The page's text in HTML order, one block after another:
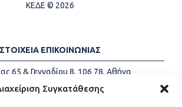
Συγκατάθεσης
ΚΕΔΕ © 2026
ΣΤΟΙΧΕΙΑ ΕΠΙΚΟΙΝΩΝΙΑΣ
65 & Γενναδίου 8, 106 78, Αθήνα
+30 213-2147500
Email:
info@kede.gr